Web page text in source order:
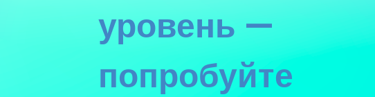
уровень —
попробуйте